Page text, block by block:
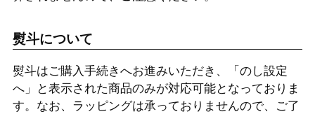
熨斗について
熨斗はご購入手続きへお進みいただき、「のし設定
へ」と表示された商品のみが対応可能となっておりま
す。なお、ラッピングは承っておりませんので、ご了